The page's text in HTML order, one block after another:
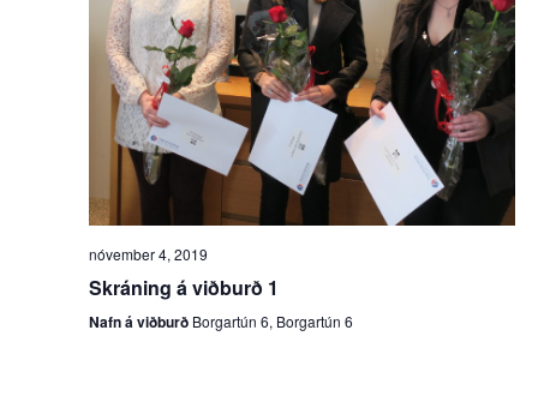
nóvember 4, 2019
Skráning á viðburð 1
Nafn á viðburð Borgartún 6, Borgartún 6